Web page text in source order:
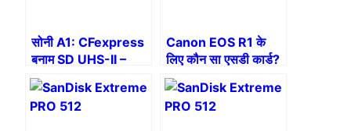
सोनी A1: CFexpress
बनाम SD UHS-II –
वीडियो और फट
Canon EOS R1 के
लिए कौन सा एसडी कार्ड?
आपके मामले की पूरी क्षमता
को अनलॉक करने के लिए
अंतिम गाइड